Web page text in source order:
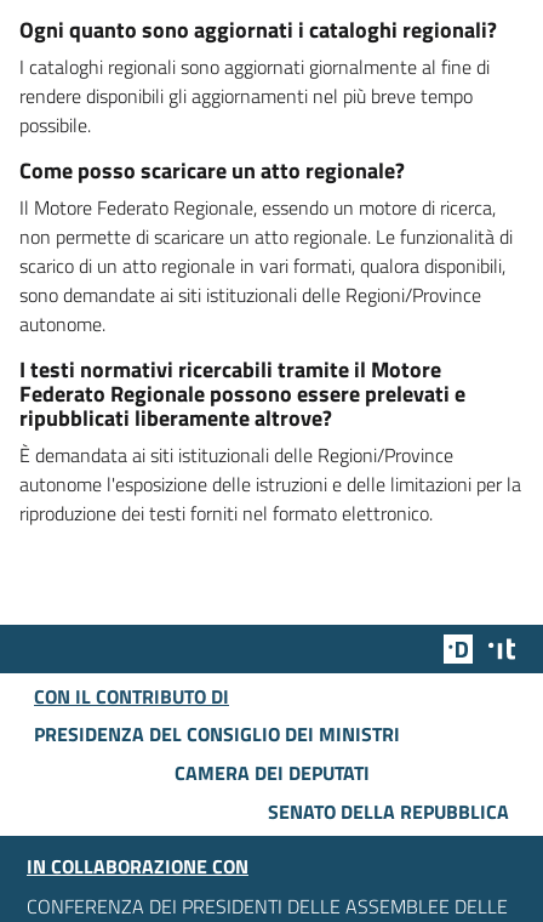
Ogni quanto sono aggiornati i cataloghi regionali?
I cataloghi regionali sono aggiornati giornalmente al fine di
rendere disponibili gli aggiornamenti nel più breve tempo
possibile.
Come posso scaricare un atto regionale?
Il Motore Federato Regionale, essendo un motore di ricerca,
non permette di scaricare un atto regionale. Le funzionalità di
scarico di un atto regionale in vari formati, qualora disponibili,
sono demandate ai siti istituzionali delle Regioni/Province
autonome.
I testi normativi ricercabili tramite il Motore
Federato Regionale possono essere prelevati e
ripubblicati liberamente altrove?
È demandata ai siti istituzionali delle Regioni/Province
autonome l'esposizione delle istruzioni e delle limitazioni per la
riproduzione dei testi forniti nel formato elettronico.
Team
CON IL CONTRIBUTO DI
PRESIDENZA DEL CONSIGLIO DEI MINISTRI
CAMERA DEI DEPUTATI
SENATO DELLA REPUBBLICA
IN COLLABORAZIONE CON
CONFERENZA DEI PRESIDENTI DELLE ASSEMBLEE DELLE